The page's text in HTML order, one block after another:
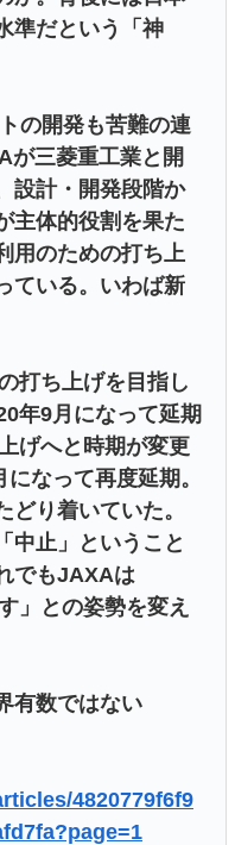
準だという「神
の開発も苦難の連
が三菱重工業と開
設計・開発段階か
主体的役割を果た
用のための打ち上
ている。いわば新
打ち上げを目指し
年9月になって延期
げへと時期が変更
なって再度延期。
どり着いていた。
中止」ということ
でもJAXAは
」との姿勢を変え
有数ではない
4820779f6f9